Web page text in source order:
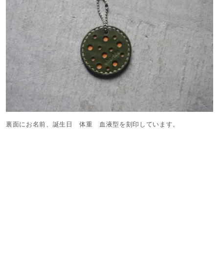
裏面にお名前、誕生日 体重 血液型を刻印しています。